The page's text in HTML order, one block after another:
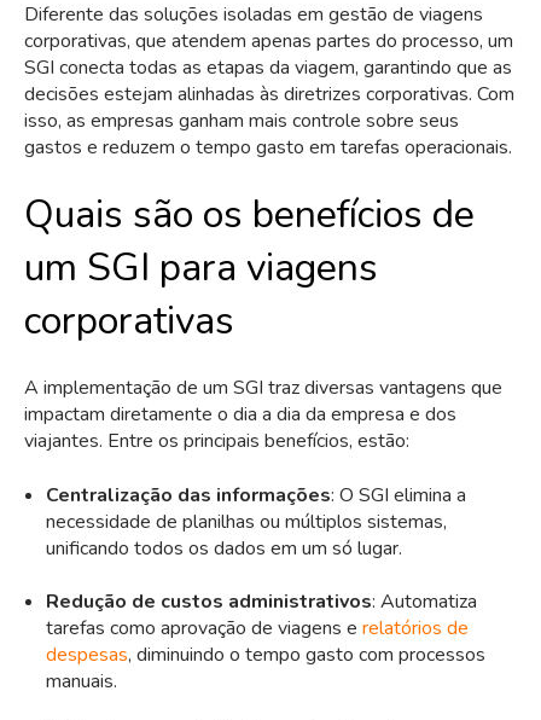
Diferente das soluções isoladas em gestão de viagens
corporativas, que atendem apenas partes do processo, um
SGI conecta todas as etapas da viagem, garantindo que as
decisões estejam alinhadas às diretrizes corporativas. Com
isso, as empresas ganham mais controle sobre seus
gastos e reduzem o tempo gasto em tarefas operacionais.
Quais são os benefícios de
um SGI para viagens
corporativas
A implementação de um SGI traz diversas vantagens que
impactam diretamente o dia a dia da empresa e dos
viajantes. Entre os principais benefícios, estão:
Centralização das informações: O SGI elimina a
necessidade de planilhas ou múltiplos sistemas,
unificando todos os dados em um só lugar.
Redução de custos administrativos: Automatiza
tarefas como aprovação de viagens e relatórios de
despesas, diminuindo o tempo gasto com processos
manuais.